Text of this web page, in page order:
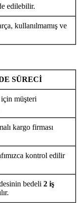
edilebilir.
kullanılmamış ve
SÜRECİ
müşteri
kargo firması
kontrol edilir
bedeli 2 iş